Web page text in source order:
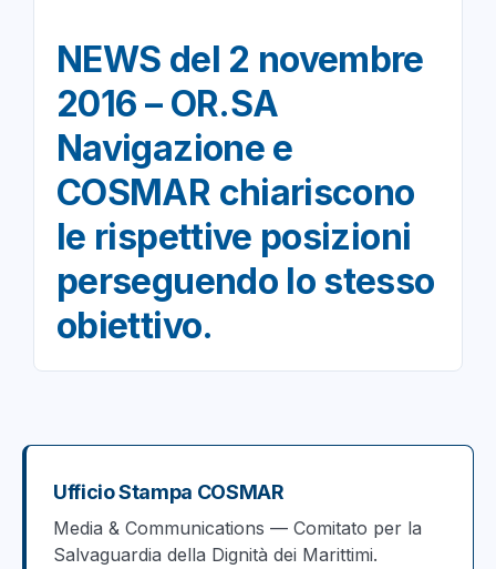
NEWS del 2 novembre
2016 – OR.SA
Navigazione e
COSMAR chiariscono
le rispettive posizioni
perseguendo lo stesso
obiettivo.
Ufficio Stampa COSMAR
Media & Communications — Comitato per la
Salvaguardia della Dignità dei Marittimi.